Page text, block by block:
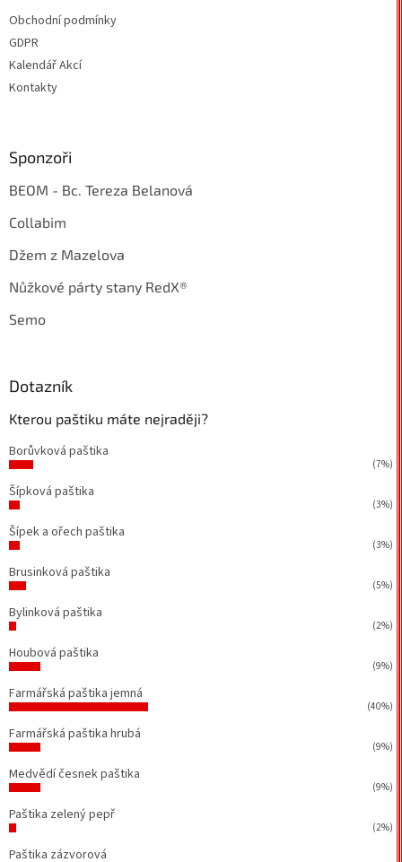
Obchodní podmínky
GDPR
Kalendář Akcí
Kontakty
Sponzoři
BEOM - Bc. Tereza Belanová
Collabim
Džem z Mazelova
Nůžkové párty stany RedX®
Semo
Dotazník
Kterou paštiku máte nejraději?
Borůvková paštika
(7%)
Šípková paštika
(3%)
Šípek a ořech paštika
(3%)
Brusinková paštika
(5%)
Bylinková paštika
(2%)
Houbová paštika
(9%)
Farmářská paštika jemná
(40%)
Farmářská paštika hrubá
(9%)
Medvědí česnek paštika
(9%)
Paštika zelený pepř
(2%)
Paštika zázvorová